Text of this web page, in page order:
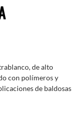
de alto
con polímeros y
de baldosas